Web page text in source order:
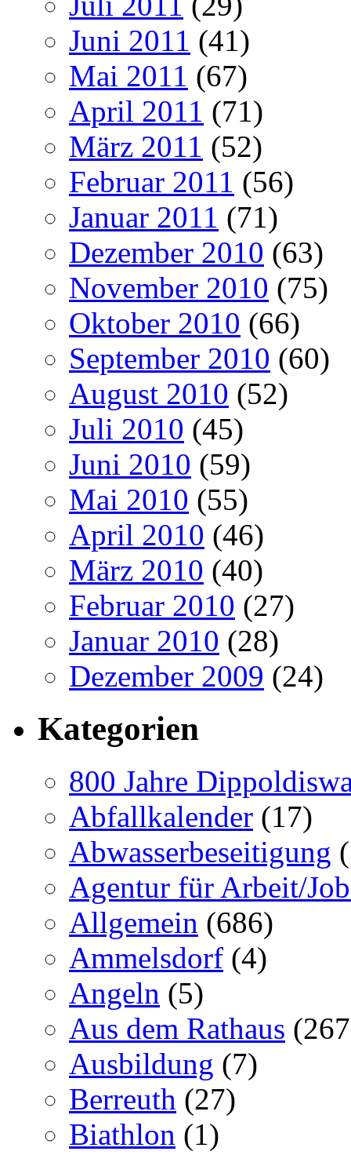
Juni 2011 (41)
Mai 2011 (67)
April 2011 (71)
März 2011 (52)
Februar 2011 (56)
Januar 2011 (71)
Dezember 2010 (63)
November 2010 (75)
Oktober 2010 (66)
September 2010 (60)
August 2010 (52)
Juli 2010 (45)
Juni 2010 (59)
Mai 2010 (55)
April 2010 (46)
März 2010 (40)
Februar 2010 (27)
Januar 2010 (28)
Dezember 2009 (24)
Kategorien
800 Jahre
Abfallkalender (17)
Abwasserbeseitigung
Agentur für Arbeit/
Allgemein (686)
Ammelsdorf (4)
Angeln (5)
Aus dem Rathaus
Ausbildung (7)
Berreuth (27)
Biathlon (1)